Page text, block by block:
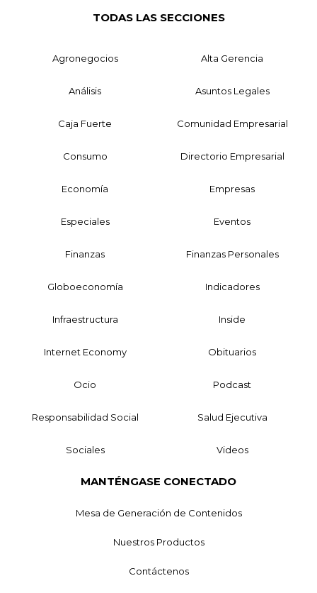
TODAS LAS SECCIONES
Agronegocios Alta Gerencia
Análisis Asuntos Legales
Caja Fuerte Comunidad Empresarial
Consumo Directorio Empresarial
Economía Empresas
Especiales Eventos
Finanzas Finanzas Personales
Globoeconomía Indicadores
Infraestructura Inside
Internet Economy Obituarios
Ocio Podcast
Responsabilidad Social Salud Ejecutiva
Sociales Videos
MANTÉNGASE CONECTADO
Mesa de Generación de Contenidos
Nuestros Productos
Contáctenos